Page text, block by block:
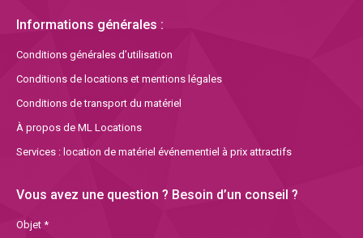
Informations générales :
Conditions générales d’utilisation
Conditions de locations et mentions légales
Conditions de transport du matériel
À propos de ML Locations
Services : location de matériel événementiel à prix attractifs
Vous avez une question ? Besoin d’un conseil ?
Objet *